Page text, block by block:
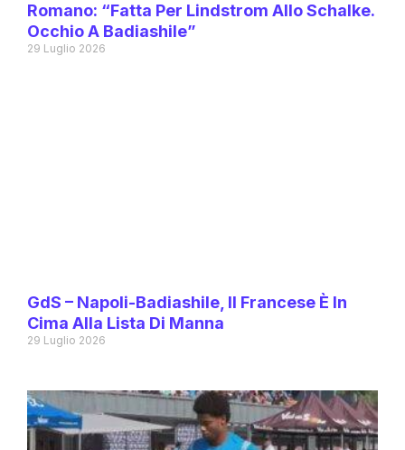
Romano: “Fatta Per Lindstrom Allo Schalke.
Occhio A Badiashile”
29 Luglio 2026
GdS – Napoli-Badiashile, Il Francese È In
Cima Alla Lista Di Manna
29 Luglio 2026